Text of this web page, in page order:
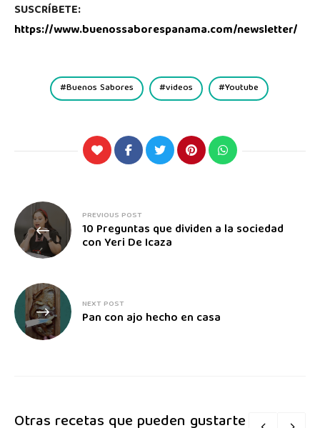
SUSCRÍBETE:
https://www.buenossaborespanama.com/newsletter/
Buenos Sabores videos Youtube
PREVIOUS POST
10 Preguntas que dividen a la sociedad
con Yeri De Icaza
NEXT POST
Pan con ajo hecho en casa
Otras recetas que pueden gustarte